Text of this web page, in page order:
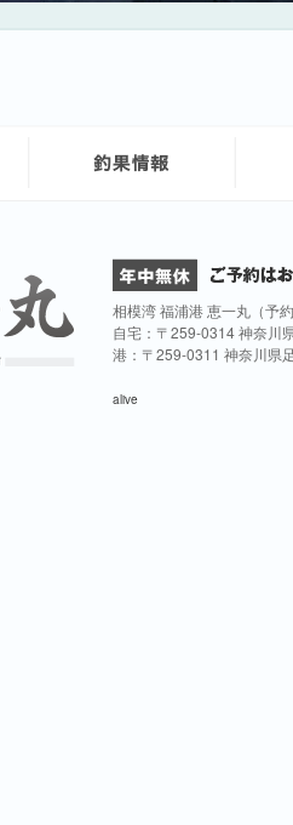
相模湾 福浦港 恵一丸（予
自宅：〒259-0314 神奈川
港：〒259-0311 神奈川県
alive